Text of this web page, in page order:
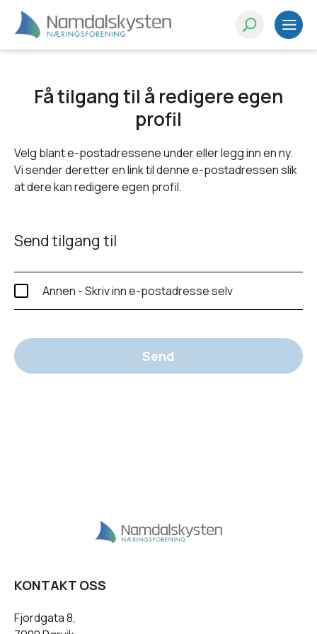
Få tilgang til å redigere egen
profil
Velg blant e-postadressene under eller legg inn en ny.
Vi sender deretter en link til denne e-postadressen slik
at dere kan redigere egen profil.
Send tilgang til
Annen - Skriv inn e-postadresse selv
Send
KONTAKT OSS
Fjordgata 8,